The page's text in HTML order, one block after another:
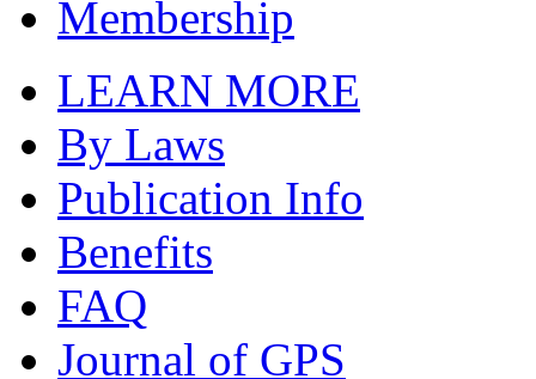
Membership
LEARN MORE
By Laws
Publication Info
Benefits
FAQ
Journal of GPS